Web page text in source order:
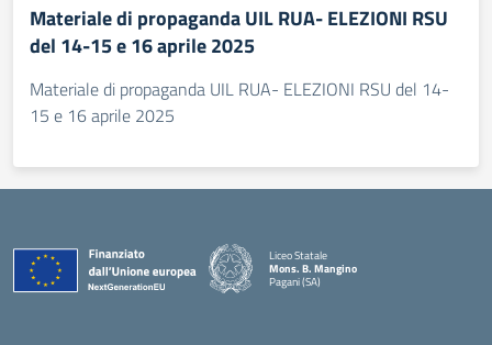
Materiale di propaganda UIL RUA- ELEZIONI RSU
del 14-15 e 16 aprile 2025
Materiale di propaganda UIL RUA- ELEZIONI RSU del 14-
15 e 16 aprile 2025
Liceo Statale
Mons. B. Mangino
Pagani (SA)
— Visita la pagina iniziale della scuola